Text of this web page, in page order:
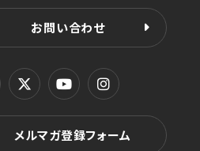
お問い合わせ
メルマガ登録フォーム